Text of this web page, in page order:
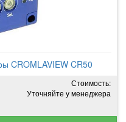
CROMLAVIEW CR50
Стоимость:
Уточняйте у менеджера